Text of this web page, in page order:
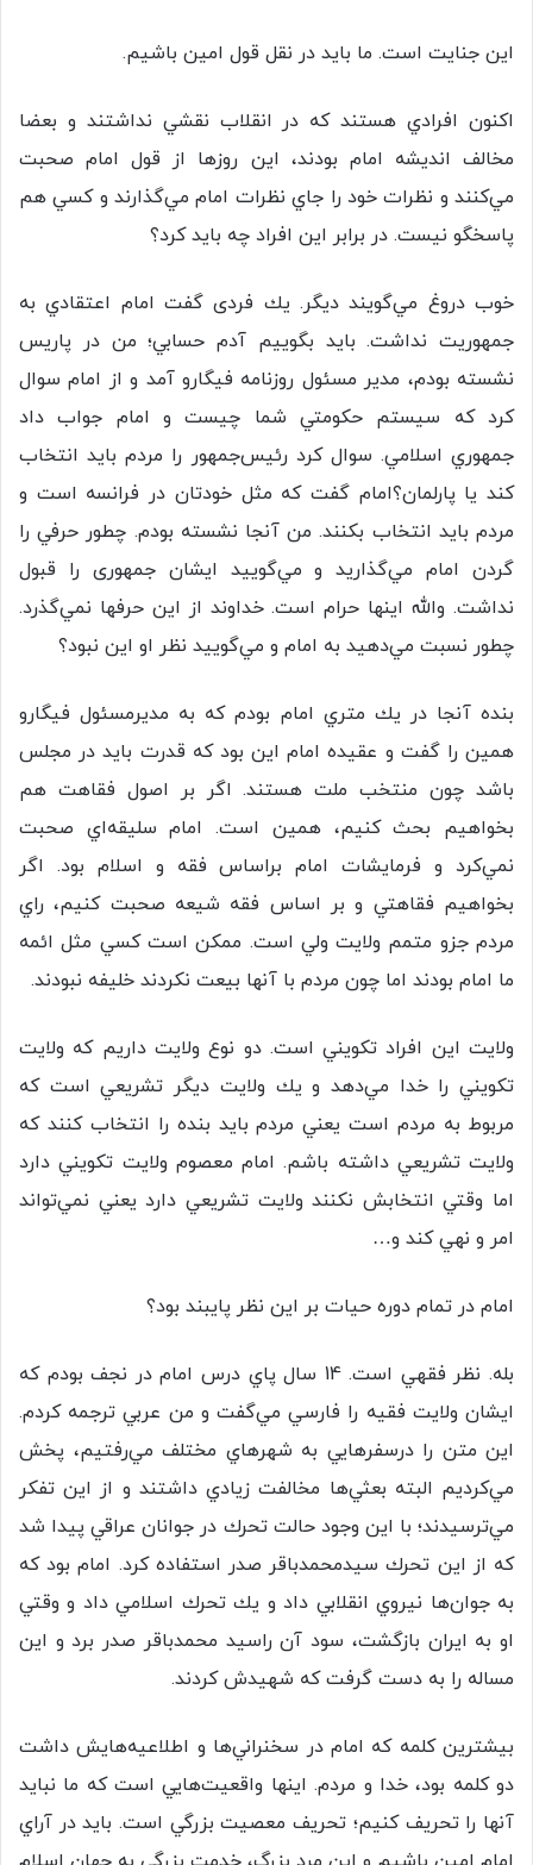
اين جنايت است. ما بايد در نقل قول امين باشيم.
اكنون افرادي هستند كه در انقلاب نقشي نداشتند و بعضا
مخالف اندیشه امام بودند، اين روزها از قول امام صحبت
مي‌كنند و نظرات خود را جاي نظرات امام مي‌گذارند و كسي هم
پاسخگو نيست. در برابر اين افراد چه بايد كرد؟
خوب دروغ مي‌گويند ديگر. يك فردی گفت امام اعتقادي به
جمهوريت نداشت. بايد بگوييم آدم حسابي؛ من در پاريس
نشسته بودم، مدير مسئول روزنامه فيگارو آمد و از امام سوال
كرد كه سيستم حكومتي شما چيست و امام جواب داد
جمهوري اسلامي. سوال كرد رئيس‌جمهور را مردم بايد انتخاب
كند يا پارلمان؟امام گفت كه مثل خودتان در فرانسه است و
مردم بايد انتخاب بكنند. من آنجا نشسته بودم. چطور حرفي را
گردن امام مي‌گذاريد و مي‌گوييد ايشان جمهوری را قبول
نداشت. والله اينها حرام است. خداوند از اين حرفها نمي‌گذرد.
چطور نسبت مي‌دهيد به امام و مي‌گوييد نظر او اين نبود؟
بنده آنجا در يك متري امام بودم كه به مديرمسئول فيگارو
همين را گفت و عقيده امام اين بود كه قدرت بايد در مجلس
باشد چون منتخب ملت هستند. اگر بر اصول فقاهت هم
بخواهيم بحث كنيم، همين است. امام سليقه‌اي صحبت
نمي‌كرد و فرمايشات امام براساس فقه و اسلام بود. اگر
بخواهيم فقاهتي و بر اساس فقه شيعه صحبت كنيم، راي
مردم جزو متمم ولايت ولي است. ممكن است كسي مثل ائمه
ما امام بودند اما چون مردم با آنها بيعت نكردند خليفه نبودند.
ولايت اين افراد تكويني است. دو نوع ولايت داريم كه ولايت
تكويني را خدا مي‌دهد و يك ولايت ديگر تشريعي است كه
مربوط به مردم است يعني مردم بايد بنده را انتخاب كنند كه
ولايت تشريعي داشته باشم. امام معصوم ولايت تكويني دارد
اما وقتي انتخابش نكنند ولايت تشريعي دارد يعني نمي‌تواند
امر و نهي كند و…
امام در تمام دوره حيات بر اين نظر پايبند بود؟
بله. نظر فقهي است. 14 سال پاي درس امام در نجف بودم كه
ايشان ولايت فقيه را فارسي مي‌گفت و من عربي ترجمه كردم.
اين متن را درسفرهايي به شهرهاي مختلف مي‌رفتيم، پخش
مي‌كرديم البته بعثي‌ها مخالفت زيادي داشتند و از اين تفكر
مي‌ترسيدند؛ با اين وجود حالت تحرك در جوانان عراقي پيدا شد
كه از اين تحرك سیدمحمدباقر صدر استفاده كرد. امام بود كه
به جوان‌ها نيروي انقلابي داد و يك تحرك اسلامي داد و وقتي
او به ايران بازگشت، سود آن راسید محمدباقر صدر برد و اين
مساله را به دست گرفت كه شهيدش كردند.
بيشترين كلمه كه امام در سخنراني‌ها و اطلاعيه‌هايش داشت
دو كلمه بود، خدا و مردم. اينها واقعيت‌هايي است كه ما نبايد
آنها را تحريف كنيم؛ تحريف معصيت بزرگي است. بايد در آراي